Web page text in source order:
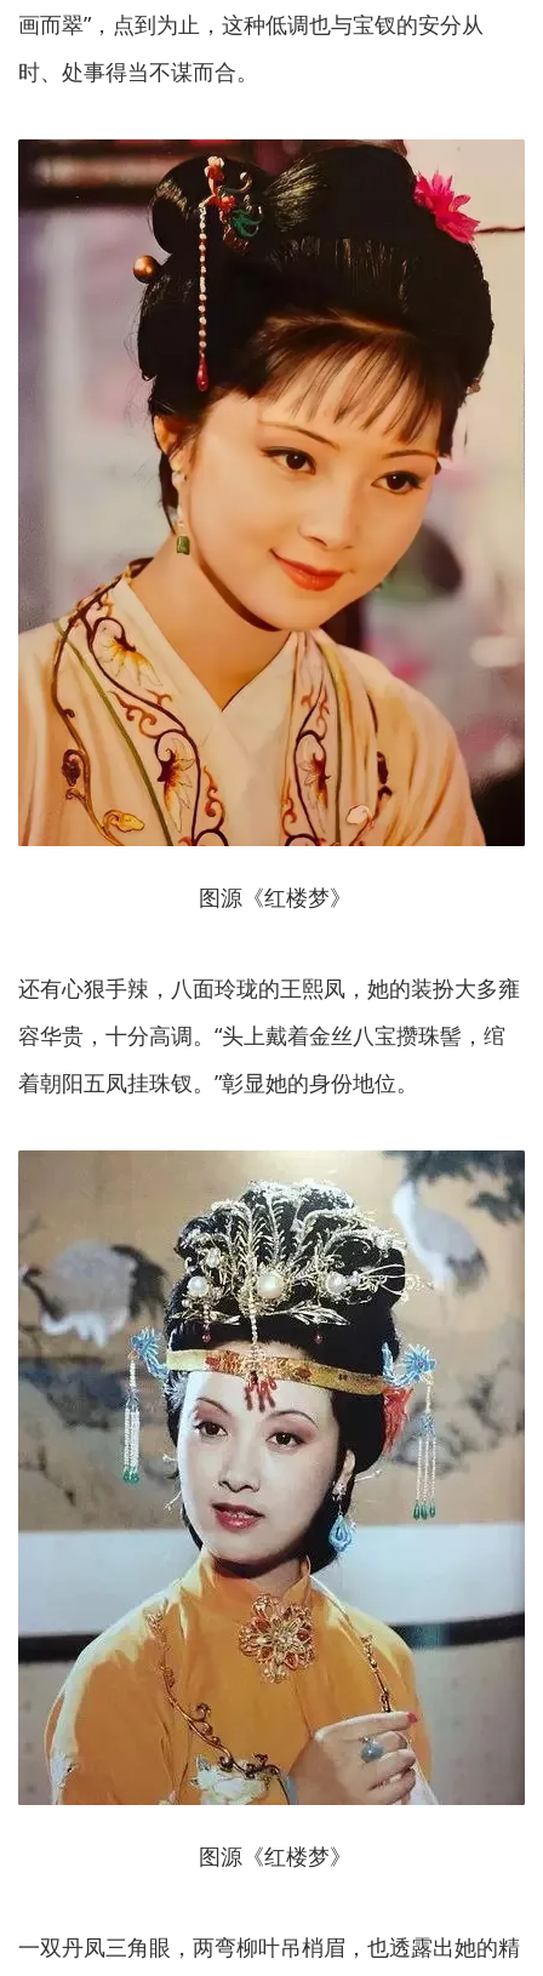
画而翠”，点到为止，这种低调也与宝钗的安分从
时、处事得当不谋而合。
图源《红楼梦》
还有心狠手辣，八面玲珑的王熙凤，她的装扮大多雍
容华贵，十分高调。“头上戴着金丝八宝攒珠髻，绾
着朝阳五凤挂珠钗。”彰显她的身份地位。
图源《红楼梦》
一双丹凤三角眼，两弯柳叶吊梢眉，也透露出她的精